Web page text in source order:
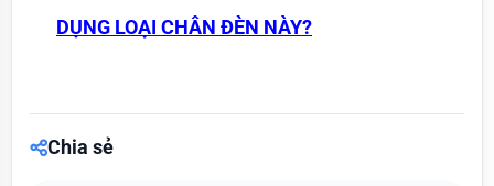
DỤNG LOẠI CHÂN ĐÈN NÀY?
Chia sẻ